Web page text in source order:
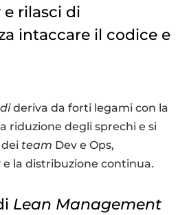
e rilasci di
intaccare il codice e
deriva da forti legami con la
riduzione degli sprechi e si
team Dev e Ops,
e la distribuzione continua.
Lean Management